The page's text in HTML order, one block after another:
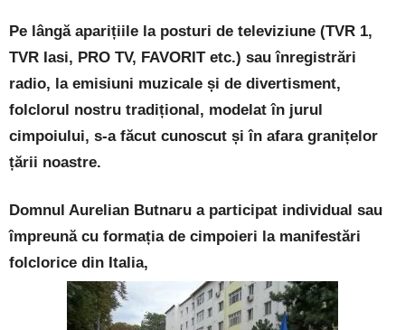
Pe lângă aparițiile la posturi de televiziune (TVR 1,
TVR Iasi, PRO TV, FAVORIT etc.) sau înregistrări
radio, la emisiuni muzicale și de divertisment,
folclorul nostru tradițional, modelat în jurul
cimpoiului, s-a făcut cunoscut și în afara granițelor
țării noastre.
Domnul Aurelian Butnaru a participat individual sau
împreună cu formația de cimpoieri la manifestări
folclorice din Italia,